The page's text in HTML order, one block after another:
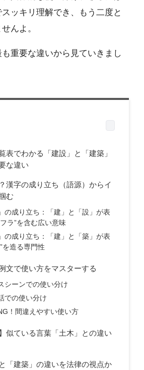
ッキリ理解でき、もう二度と
んよ。
重要な違いから見ていきまし
表でわかる「建設」と「建築」
な違い
漢字の成り立ち（語源）からイ
む
の成り立ち：「建」と「設」が表
ラ”を含む広い意味
の成り立ち：「建」と「築」が表
を造る専門性
文で使い方をマスターする
シーンでの使い分け
での使い分け
！間違えやすい使い方
似ている言葉「土木」との違い
と「建築」の違いを法律の視点か